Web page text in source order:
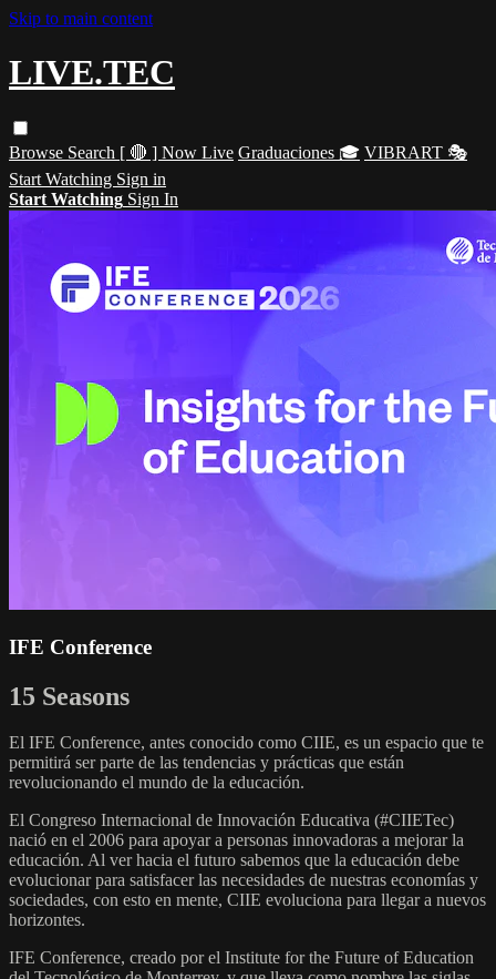
Skip to main content
LIVE.TEC
Browse Search [ 🔴 ] Now Live Graduaciones 🎓 VIBRART 🎭
Start Watching Sign in
Start Watching Sign In
IFE Conference
15 Seasons
El IFE Conference, antes conocido como CIIE, es un espacio que te
permitirá ser parte de las tendencias y prácticas que están
revolucionando el mundo de la educación.
El Congreso Internacional de Innovación Educativa (#CIIETec)
nació en el 2006 para apoyar a personas innovadoras a mejorar la
educación. Al ver hacia el futuro sabemos que la educación debe
evolucionar para satisfacer las necesidades de nuestras economías y
sociedades, con esto en mente, CIIE evoluciona para llegar a nuevos
horizontes.
IFE Conference, creado por el Institute for the Future of Education